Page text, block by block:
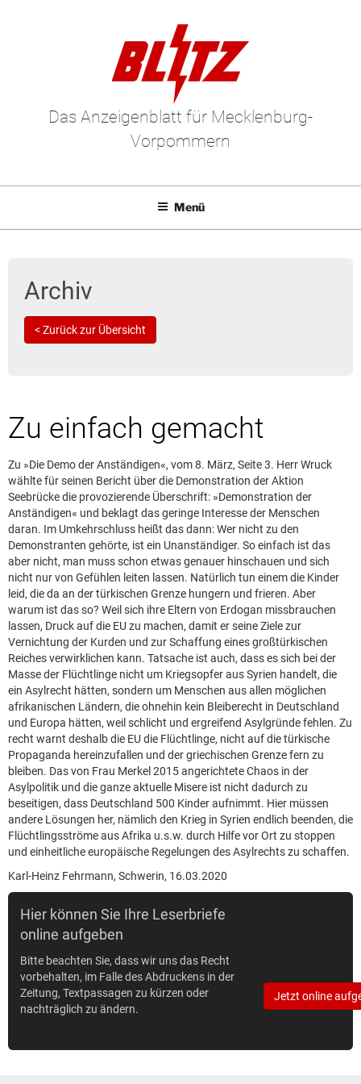
Das Anzeigenblatt für Mecklenburg-
Vorpommern
Menü
Leserbriefe lesen
Kontakt
Archiv
< Zurück zur Übersicht
Zu einfach gemacht
Zu »Die Demo der Anständigen«, vom 8. März, Seite 3. Herr Wruck
wählte für seinen Bericht über die Demonstration der Aktion
Seebrücke die provozierende Überschrift: »Demonstration der
Anständigen« und beklagt das geringe Interesse der Menschen
daran. Im Umkehrschluss heißt das dann: Wer nicht zu den
Demonstranten gehörte, ist ein Unanständiger. So einfach ist das
aber nicht, man muss schon etwas genauer hinschauen und sich
nicht nur von Gefühlen leiten lassen. Natürlich tun einem die Kinder
leid, die da an der türkischen Grenze hungern und frieren. Aber
warum ist das so? Weil sich ihre Eltern von Erdogan missbrauchen
lassen, Druck auf die EU zu machen, damit er seine Ziele zur
Vernichtung der Kurden und zur Schaffung eines großtürkischen
Reiches verwirklichen kann. Tatsache ist auch, dass es sich bei der
Masse der Flüchtlinge nicht um Kriegsopfer aus Syrien handelt, die
ein Asylrecht hätten, sondern um Menschen aus allen möglichen
afrikanischen Ländern, die ohnehin kein Bleiberecht in Deutschland
und Europa hätten, weil schlicht und ergreifend Asylgründe fehlen. Zu
recht warnt deshalb die EU die Flüchtlinge, nicht auf die türkische
Propaganda hereinzufallen und der griechischen Grenze fern zu
bleiben. Das von Frau Merkel 2015 angerichtete Chaos in der
Asylpolitik und die ganze aktuelle Misere ist nicht dadurch zu
beseitigen, dass Deutschland 500 Kinder aufnimmt. Hier müssen
andere Lösungen her, nämlich den Krieg in Syrien endlich beenden, die
Flüchtlingsströme aus Afrika u.s.w. durch Hilfe vor Ort zu stoppen
und einheitliche europäische Regelungen des Asylrechts zu schaffen.
Karl-Heinz Fehrmann, Schwerin, 16.03.2020
Hier können Sie Ihre Leserbriefe
online aufgeben
Bitte beachten Sie, dass wir uns das Recht
vorbehalten, im Falle des Abdruckens in der
Zeitung, Textpassagen zu kürzen oder
nachträglich zu ändern.
Jetzt online